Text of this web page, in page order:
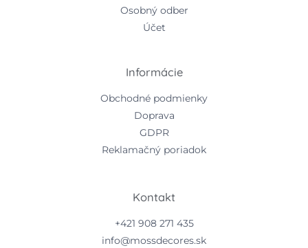
Osobný odber
Účet
Informácie
Obchodné podmienky
Doprava
GDPR
Reklamačný poriadok
Kontakt
+421 908 271 435
info@mossdecores.sk